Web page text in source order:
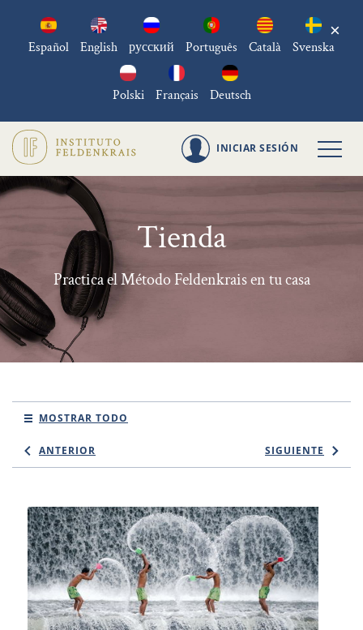
Español English русский Português Català Svenska
Polski Français Deutsch
×
INICIAR SESIÓN
Tienda
Practica el Método Feldenkrais en tu casa
MOSTRAR TODO
ANTERIOR SIGUIENTE